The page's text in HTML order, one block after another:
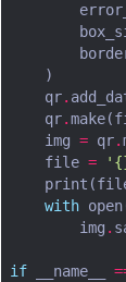
)
qr.
qr.make(
img = qr.
file = '
print (
with open
img .
if __name__